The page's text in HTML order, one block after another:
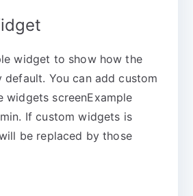
widget to show how the
default. You can add custom
widgets screenExample
If custom widgets is
be replaced by those